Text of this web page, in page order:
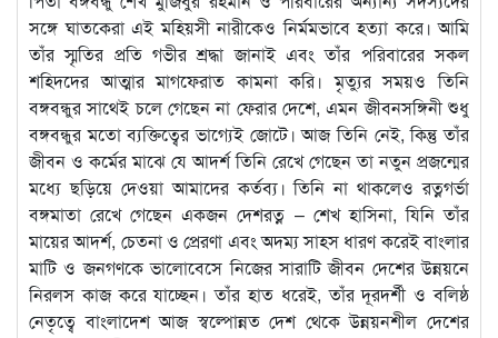
সঙ্গে ঘাতকেরা এই মহিয়সী নারীকেও নির্মমভাবে হত্যা করে। আমি
তাঁর স্মৃতির প্রতি গভীর শ্রদ্ধা জানাই এবং তাঁর পরিবারের সকল
শহিদদের আত্মার মাগফেরাত কামনা করি। মৃত্যুর সময়ও তিনি
বঙ্গবন্ধুর সাথেই চলে গেছেন না ফেরার দেশে, এমন জীবনসঙ্গিনী শুধু
বঙ্গবন্ধুর মতো ব্যক্তিত্বের ভাগ্যেই জোটে। আজ তিনি নেই, কিন্তু তাঁর
জীবন ও কর্মের মাঝে যে আদর্শ তিনি রেখে গেছেন তা নতুন প্রজন্মের
মধ্যে ছড়িয়ে দেওয়া আমাদের কর্তব্য। তিনি না থাকলেও রত্নগর্ভা
বঙ্গমাতা রেখে গেছেন একজন দেশরত্ন – শেখ হাসিনা, যিনি তাঁর
মায়ের আদর্শ, চেতনা ও প্রেরণা এবং অদম্য সাহস ধারণ করেই বাংলার
মাটি ও জনগণকে ভালোবেসে নিজের সারাটি জীবন দেশের উন্নয়নে
নিরলস কাজ করে যাচ্ছেন। তাঁর হাত ধরেই, তাঁর দূরদর্শী ও বলিষ্ঠ
নেতৃত্বে বাংলাদেশ আজ স্বল্পোন্নত দেশ থেকে উন্নয়নশীল দেশের